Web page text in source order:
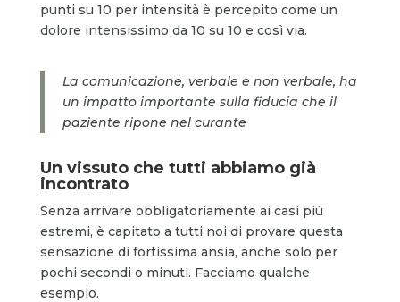
punti su 10 per intensità è percepito come un
dolore intensissimo da 10 su 10 e così via.
La comunicazione, verbale e non verbale, ha
un impatto importante sulla fiducia che il
paziente ripone nel curante
Un vissuto che tutti abbiamo già
incontrato
Senza arrivare obbligatoriamente ai casi più
estremi, è capitato a tutti noi di provare questa
sensazione di fortissima ansia, anche solo per
pochi secondi o minuti. Facciamo qualche
esempio.